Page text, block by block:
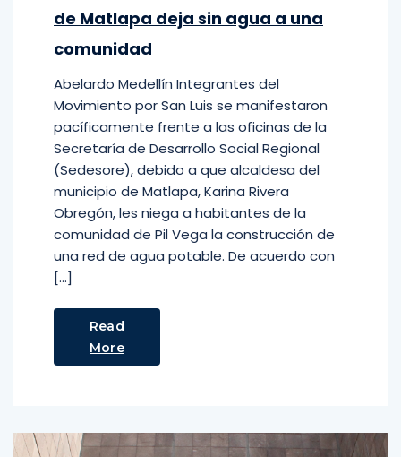
de Matlapa deja sin agua a una
comunidad
Abelardo Medellín Integrantes del
Movimiento por San Luis se manifestaron
pacíficamente frente a las oficinas de la
Secretaría de Desarrollo Social Regional
(Sedesore), debido a que alcaldesa del
municipio de Matlapa, Karina Rivera
Obregón, les niega a habitantes de la
comunidad de Pil Vega la construcción de
una red de agua potable. De acuerdo con
[…]
Read
More